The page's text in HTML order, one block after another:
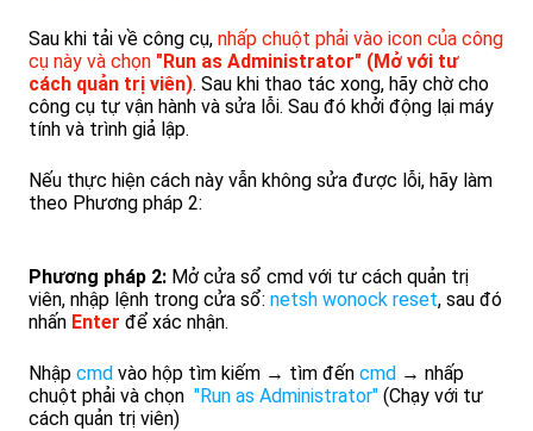
Sau khi tải về công cụ, nhấp chuột phải vào icon của công
cụ này và chọn "Run as Administrator" (Mở với tư
cách quản trị viên). Sau khi thao tác xong, hãy chờ cho
công cụ tự vận hành và sửa lỗi. Sau đó khởi động lại máy
tính và trình giả lập.
Nếu thực hiện cách này vẫn không sửa được lỗi, hãy làm
theo Phương pháp 2:
Phương pháp 2: Mở cửa sổ cmd với tư cách quản trị
viên, nhập lệnh trong cửa sổ: netsh wonock reset, sau đó
nhấn Enter để xác nhận.
Nhập cmd vào hộp tìm kiếm → tìm đến cmd → nhấp
chuột phải và chọn "Run as Administrator" (Chạy với tư
cách quản trị viên)